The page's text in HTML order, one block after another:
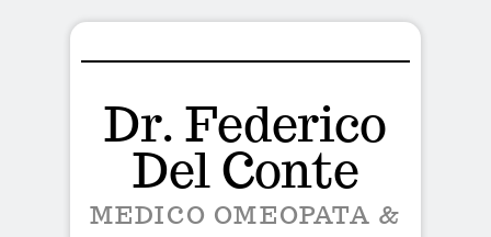
Dr. Federico
Del Conte
MEDICO OMEOPATA &